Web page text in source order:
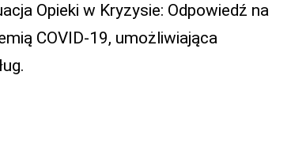
Opieki w Kryzysie: Odpowiedź na
COVID-19, umożliwiająca